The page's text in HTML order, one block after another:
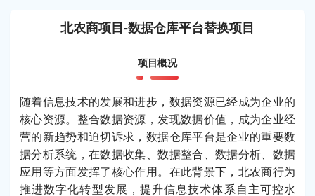
北农商项目-数据仓库平台替换项目
项目概况
随着信息技术的发展和进步，数据资源已经成为企业的
核心资源。整合数据资源，发现数据价值，成为企业经
营的新趋势和迫切诉求，数据仓库平台是企业的重要数
据分析系统，在数据收集、数据整合、数据分析、数据
应用等方面发挥了核心作用。在此背景下，北农商行为
推进数字化转型发展，提升信息技术体系自主可控水